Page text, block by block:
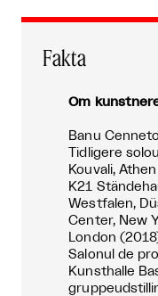
Fakta
Om
Banu
Tidligere
Kouvali,
K21
Westfalen,
Center, New
London
Salonul de
Kunsthalle